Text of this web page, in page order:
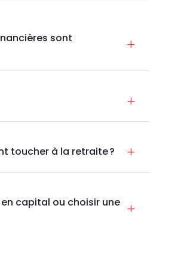
sont
toucher à la retraite ?
capital ou choisir une